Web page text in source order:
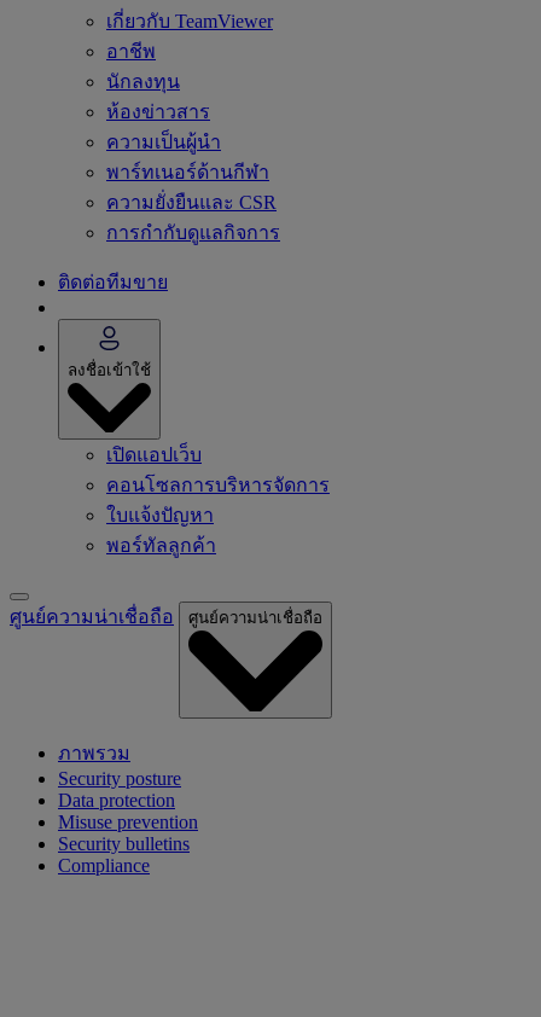
เกี่ยวกับ TeamViewer
อาชีพ
นักลงทุน
ห้องข่าวสาร
ความเป็นผู้นำ
พาร์ทเนอร์ด้านกีฬา
ความยั่งยืนและ CSR
การกำกับดูแลกิจการ
ติดต่อทีมขาย
ลงชื่อเข้าใช้
เปิดแอปเว็บ
คอนโซลการบริหารจัดการ
ใบแจ้งปัญหา
พอร์ทัลลูกค้า
ศูนย์ความน่าเชื่อถือ ศูนย์ความน่าเชื่อถือ
ภาพรวม
Security posture
Data protection
Misuse prevention
Security bulletins
Compliance